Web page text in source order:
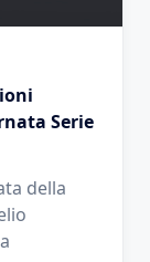
Serie
della